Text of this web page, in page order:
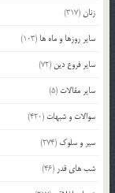
زنان(317)
سایر روزها و ماه ها (103)
سایر فروع دین (72)
سایر مقالات (5)
سوالات و شبهات (420)
سیر و سلوک (274)
شب های قدر (46)